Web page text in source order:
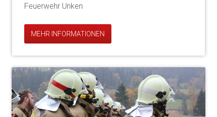
Feuerwehr Unken
MEHR INFORMATIONEN